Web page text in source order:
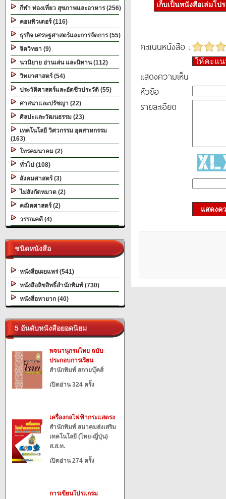
กีฬา ท่องเที่ยว สุขภาพและอาหาร (256)
คอมพิวเตอร์ (116)
ธุรกิจ เศรษฐศาสตร์และการจัดการ (55)
จิตวิทยา (9)
นวนิยาย อ่านเล่น และนิทาน (112)
วิทยาศาสตร์ (54)
ประวัติศาสตร์และอัตชีวประวัติ (55)
ศาสนาและปรัชญา (22)
ศิลปะและวัฒนธรรม (23)
เทคโนโลยี วิศวกรรม อุตสาหกรรม
(163)
โทรคมนาคม (2)
ทั่วไป (108)
สังคมศาสตร์ (3)
ไม่สังกัดหมวด (2)
คณิตศาสตร์ (2)
วรรณคดี (4)
ชนิดหนังสือ
หนังสือเผยแพร่ (541)
หนังสือลิขสิทธิ์สำนักพิมพ์ (730)
หนังสือหายาก (40)
5 อันดับหนังสือยอดนิยม
พจนานุกรมไทย ฉบับ
ประกอบการเรียน
สำนักพิมพ์ สกายบุ๊คส์
เปิดอ่าน 324 ครั้ง
เครื่องกลไฟฟ้ากระแสตรง
สำนักพิมพ์ สมาคมส่งเสริม
เทคโนโลยี (ไทย-ญี่ปุ่น)
ส.ส.ท.
เปิดอ่าน 274 ครั้ง
การเขียนโปรแกรม
เก็บเป็นหนังสือเล่มโป
คะแนนหนังสือ :
ให้คะแ
แสดงความเห็น
หัวข้อ
รายละเอียด
แสดงค